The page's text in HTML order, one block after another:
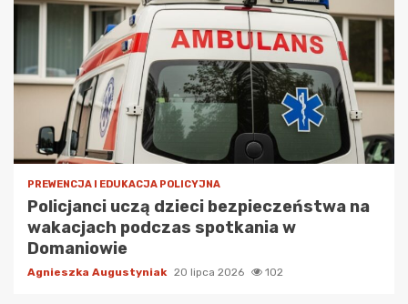
PREWENCJA I EDUKACJA POLICYJNA
Policjanci uczą dzieci bezpieczeństwa na
wakacjach podczas spotkania w
Domaniowie
Agnieszka Augustyniak 20 lipca 2026 102